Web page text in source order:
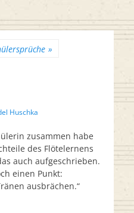
Huschka-Bähr
Suche
nach:
»
Huschka
zusammen habe
des Flötelernens
auch aufgeschrieben.
einen Punkt:
ausbrächen.“